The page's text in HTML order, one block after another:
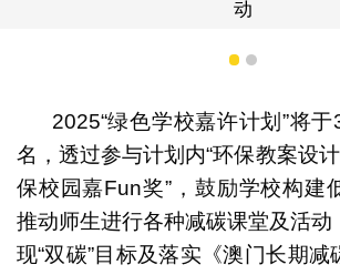
1 2
2025“绿色学校嘉许计划”将
名，透过参与计划内“环保教案设
保校园嘉Fun奖”，鼓励学校构建
推动师生进行各种减碳课堂及活动
现“双碳”目标及落实《澳门长期